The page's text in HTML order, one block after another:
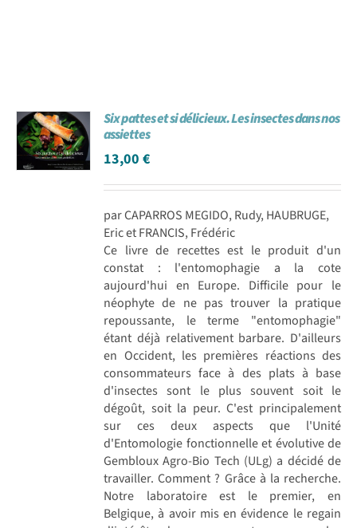
Six pattes et si délicieux. Les insectes dans nos
assiettes
13,00€
par CAPARROS MEGIDO, Rudy, HAUBRUGE,
Eric et FRANCIS, Frédéric
Ce livre de recettes est le produit d'un
constat : l'entomophagie a la cote
aujourd'hui en Europe. Difficile pour le
néophyte de ne pas trouver la pratique
repoussante, le terme "entomophagie"
étant déjà relativement barbare. D'ailleurs
en Occident, les premières réactions des
consommateurs face à des plats à base
d'insectes sont le plus souvent soit le
dégoût, soit la peur. C'est principalement
sur ces deux aspects que l'Unité
d'Entomologie fonctionnelle et évolutive de
Gembloux Agro-Bio Tech (ULg) a décidé de
travailler. Comment ? Grâce à la recherche.
Notre laboratoire est le premier, en
Belgique, à avoir mis en évidence le regain